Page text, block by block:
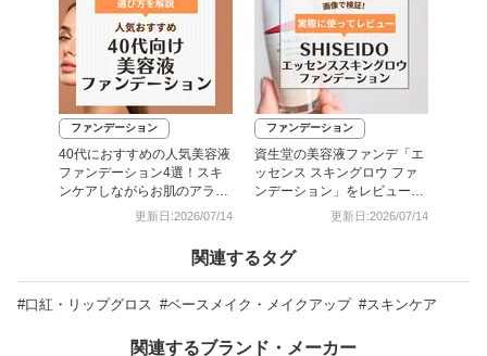
ファンデーション
40代におすすめの人気美容液
ファンデーション4選！スキ
ンケアしながらお肌のアラを
更新日:2026/07/14
ファンデーション
資生堂の美容液ファンデ「エ
ッセンス スキングロウ ファ
ンデーション」をレビュー！
色選びや使い方も解説
更新日:2026/07/14
関連するタグ
#口紅・リップグロス #ベースメイク・メイクアップ #スキンケア
関連するブランド・メーカー